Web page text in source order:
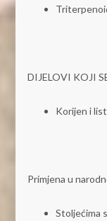
DIJELOVI KOJI
Korijen i
Primjena u
Stoljećima